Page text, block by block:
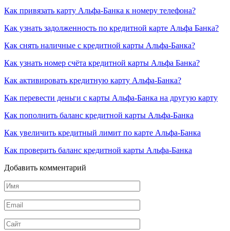
Как привязать карту Альфа-Банка к номеру телефона?
Как узнать задолженность по кредитной карте Альфа Банка?
Как снять наличные с кредитной карты Альфа-Банка?
Как узнать номер счёта кредитной карты Альфа Банка?
Как активировать кредитную карту Альфа-Банка?
Как перевести деньги с карты Альфа-Банка на другую карту
Как пополнить баланс кредитной карты Альфа-Банка
Как увеличить кредитный лимит по карте Альфа-Банка
Как проверить баланс кредитной карты Альфа-Банка
Добавить комментарий
Имя
*
Email
*
Сайт